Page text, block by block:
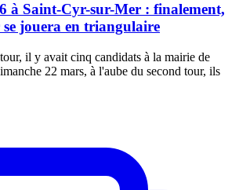
à Saint-Cyr-sur-Mer : finalement,
jouera en triangulaire
il y avait cinq candidats à la mairie de
22 mars, à l'aube du second tour, ils